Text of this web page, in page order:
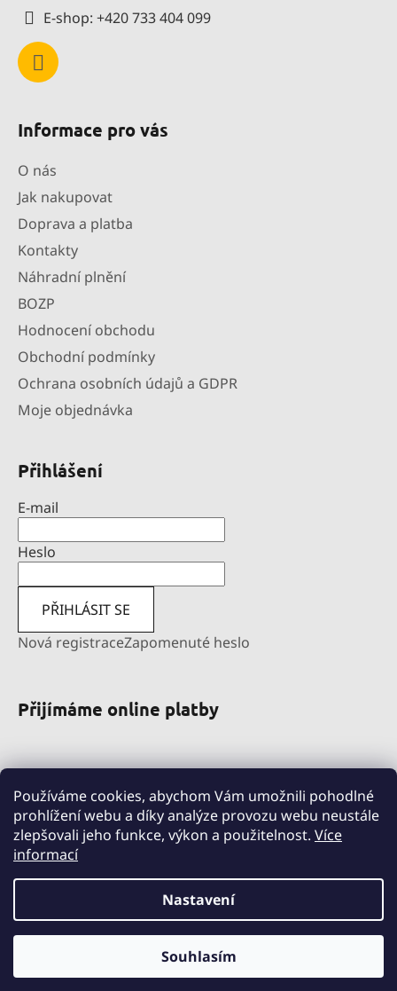
Používáme cookies, abychom Vám umožnili pohodlné
prohlížení webu a díky analýze provozu webu neustále
zlepšovali jeho funkce, výkon a použitelnost. Více
informací
Nastavení
Souhlasím
E-shop: +420 733 404 099
Informace pro vás
O nás
Jak nakupovat
Doprava a platba
Kontakty
Náhradní plnění
BOZP
Hodnocení obchodu
Obchodní podmínky
Ochrana osobních údajů a GDPR
Moje objednávka
Přihlášení
E-mail
Heslo
PŘIHLÁSIT SE
Nová registraceZapomenuté heslo
Přijímáme online platby
nahradniplneni.duko.eu
detske-obleceni-duko.cz
Vytvořil Shoptet
Copyright 2026DUKO s.r.o.. Všechna práva vyhrazena.